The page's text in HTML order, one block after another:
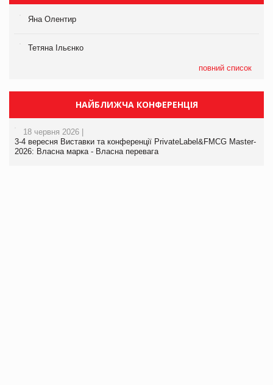
Яна Олентир
Тетяна Ільєнко
повний список
НАЙБЛИЖЧА КОНФЕРЕНЦІЯ
18 червня 2026 |
3-4 вересня Виставки та конференції PrivateLabel&FMCG Master-
2026: Власна марка - Власна перевага